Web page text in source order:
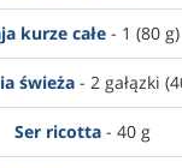
kurze całe- 1 (80 g)
świeża- 2 gałązki
Ser ricotta- 40 g